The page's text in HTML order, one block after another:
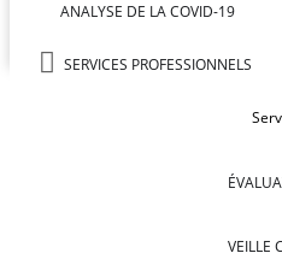
ANALYSE DE LA COVID-19
SERVICES PROFESSIONNELS
VEILLE